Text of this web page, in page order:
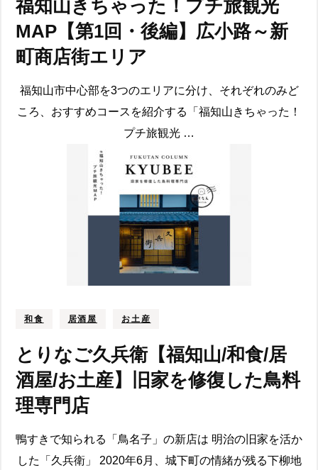
福知山きちゃった！プチ旅観光
MAP【第1回・後編】広小路～新
町商店街エリア
福知山市中心部を3つのエリアに分け、それぞれのみど
ころ、おすすめコースを紹介する「福知山きちゃった！
プチ旅観光 …
和食 居酒屋 お土産
とりなご久兵衛【福知山/和食/居
酒屋/お土産】旧家を修復した鳥料
理専門店
鴨すきで知られる「鳥名子」の新店は 明治の旧家を活か
した「久兵衛」 2020年6月、城下町の情緒が残る下柳地